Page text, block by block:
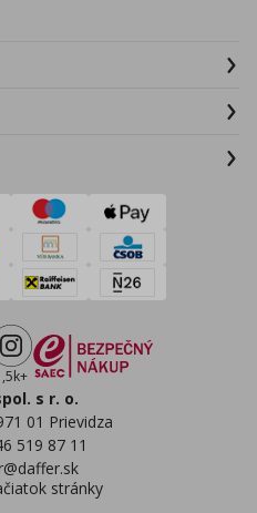
s r. o.
01 Prievidza
519 87 11
stránky